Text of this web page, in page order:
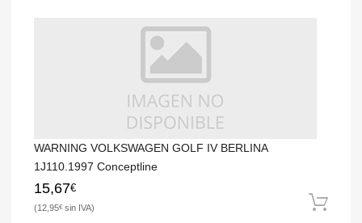
WARNING VOLKSWAGEN GOLF IV BERLINA
1J110.1997 Conceptline
15,67€
12,95€